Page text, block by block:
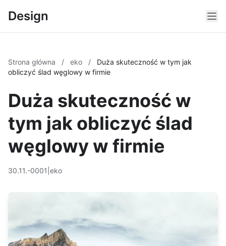
Design
Strona główna / eko /
Duża skuteczność w tym jak
obliczyć ślad węglowy w firmie
Duża skuteczność w
tym jak obliczyć ślad
węglowy w firmie
30.11.-0001 eko